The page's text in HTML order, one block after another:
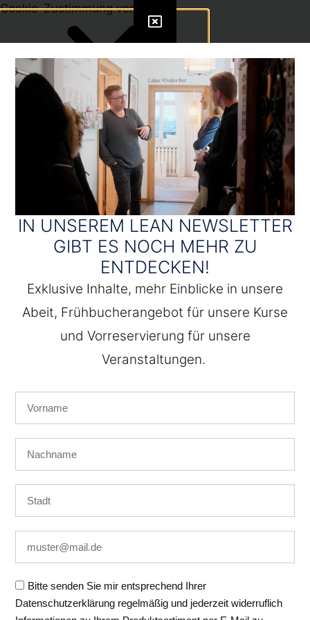
Cookie-Zustimmung verwalten
Auf dieser Website nutzen wir Cookies und
vergleichbare Funktionen zur Verarbeitung von
Endgeräteinformationen und personenbezogenen
Daten. Die Verarbeitung dient der Einbindung von
Inhalten, externen Diensten und Elementen Dritter, der
statistischen Analyse/Messung, personalisierten
Werbung sowie der Einbindung sozialer Medien. Je
IN UNSEREM LEAN NEWSLETTER
GIBT ES NOCH MEHR ZU
ENTDECKEN!
Exklusive Inhalte, mehr Einblicke in unsere
Abeit, Frühbucherangebot für unsere Kurse
und Vorreservierung für unsere
Veranstaltungen.
Bitte senden Sie mir entsprechend Ihrer
Datenschutzerklärung regelmäßig und jederzeit widerruflich